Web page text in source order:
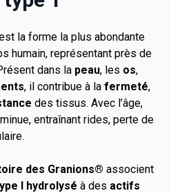
la forme la plus abondante
humain, représentant près de
dans la peau, les os,
, il contribue à la fermeté,
des tissus. Avec l’âge,
entraînant rides, perte de
des Granions® associent
I hydrolysé à des actifs